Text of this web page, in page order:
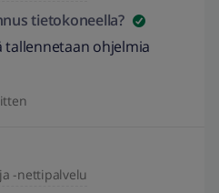
tietokoneella?
tallennetaan ohjelmia
-nettipalvelu